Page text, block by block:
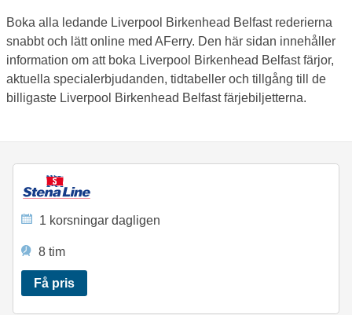
Boka alla ledande Liverpool Birkenhead Belfast rederierna
snabbt och lätt online med AFerry. Den här sidan innehåller
information om att boka Liverpool Birkenhead Belfast färjor,
aktuella specialerbjudanden, tidtabeller och tillgång till de
billigaste Liverpool Birkenhead Belfast färjebiljetterna.
1 korsningar dagligen
8 tim
Få pris